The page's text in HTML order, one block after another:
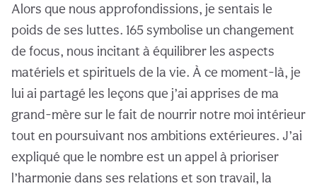
Alors que nous approfondissions, je sentais le
poids de ses luttes. 165 symbolise un changement
de focus, nous incitant à équilibrer les aspects
matériels et spirituels de la vie. À ce moment-là, je
lui ai partagé les leçons que j’ai apprises de ma
grand-mère sur le fait de nourrir notre moi intérieur
tout en poursuivant nos ambitions extérieures. J’ai
expliqué que le nombre est un appel à prioriser
l’harmonie dans ses relations et son travail, la